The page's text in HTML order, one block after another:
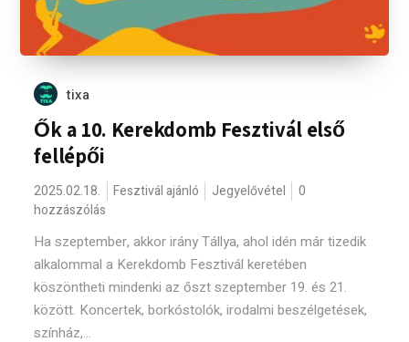
tixa
Ők a 10. Kerekdomb Fesztivál első
fellépői
2025.02.18. Fesztivál ajánló Jegyelővétel
0
hozzászólás
Ha szeptember, akkor irány Tállya, ahol idén már tizedik
alkalommal a Kerekdomb Fesztivál keretében
köszöntheti mindenki az őszt szeptember 19. és 21.
között. Koncertek, borkóstolók, irodalmi beszélgetések,
színház,...